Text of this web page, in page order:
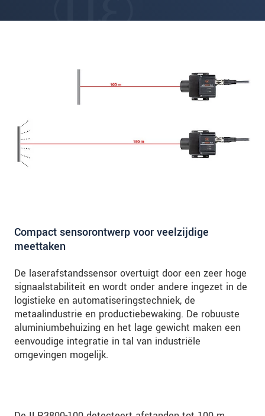
Compact sensorontwerp voor veelzijdige
meettaken
De laserafstandssensor overtuigt door een zeer hoge
signaalstabiliteit en wordt onder andere ingezet in de
logistieke en automatiseringstechniek, de
metaalindustrie en productiebewaking. De robuuste
aluminiumbehuizing en het lage gewicht maken een
eenvoudige integratie in tal van industriële
omgevingen mogelijk.